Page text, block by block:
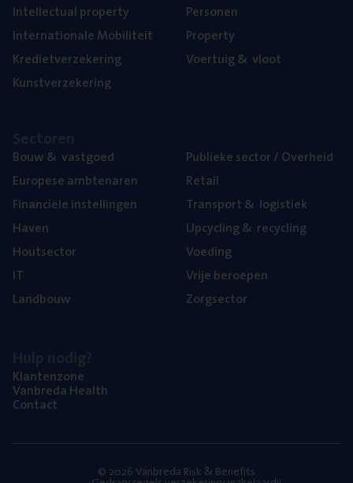
Intel­lec­tu­al property
Inter­na­ti­o­na­le Mobiliteit
Kre­diet­ver­ze­ke­ring
Kunst­ver­ze­ke­ring
Per­so­nen
Pro­per­ty
Voer­tuig& vloot
Bouw& vastgoed
Euro­pe­se ambtenaren
Finan­ci­ë­le instellingen
Haven
Hout­sec­tor
IT
Land­bouw
Publie­ke sec­tor / Overheid
Retail
Trans­port& logistiek
Upcy­cling& recycling
Voe­ding
Vrije beroe­pen
Zorg­sec­tor
Klan­ten­zo­ne
Van­b­re­da Health
Con­tact
© 2026 Vanbreda Risk & Benefits